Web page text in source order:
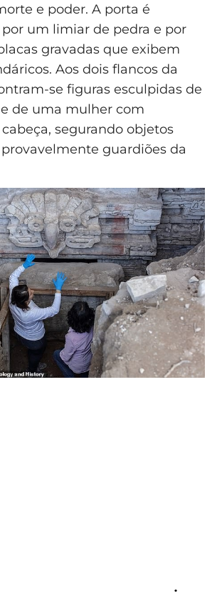
e poder. A porta é
um limiar de pedra e por
gravadas que exibem
Aos dois flancos da
se figuras esculpidas de
de uma mulher com
segurando objetos
guardiões da